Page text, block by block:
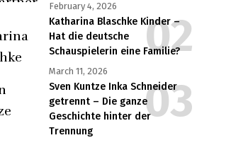
February 4, 2026
Katharina Blaschke Kinder –
Hat die deutsche
Schauspielerin eine Familie?
March 11, 2026
Sven Kuntze Inka Schneider
getrennt – Die ganze
Geschichte hinter der
Trennung